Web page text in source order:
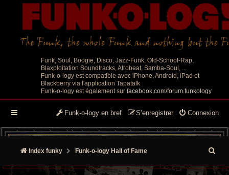
Funk, Soul, Boogie, Disco, Jazz-Funk, Old-School-Rap,
Blaxploitation Soundtracks, Afrobeat, Samba-Soul, ...
Funk-o-logy est compatible avec iPhone, Android, iPad et
Blackberry via l'application Tapatalk
Funk-o-logy est également sur facebook.com/forum.funkology
Connexion
S’enregistrer
Funk-o-logy en bref
Index funky Funk-o-logy Hall of Fame
e